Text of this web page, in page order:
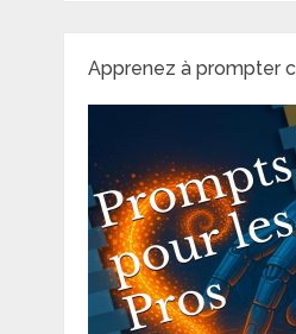
Apprenez à prompter